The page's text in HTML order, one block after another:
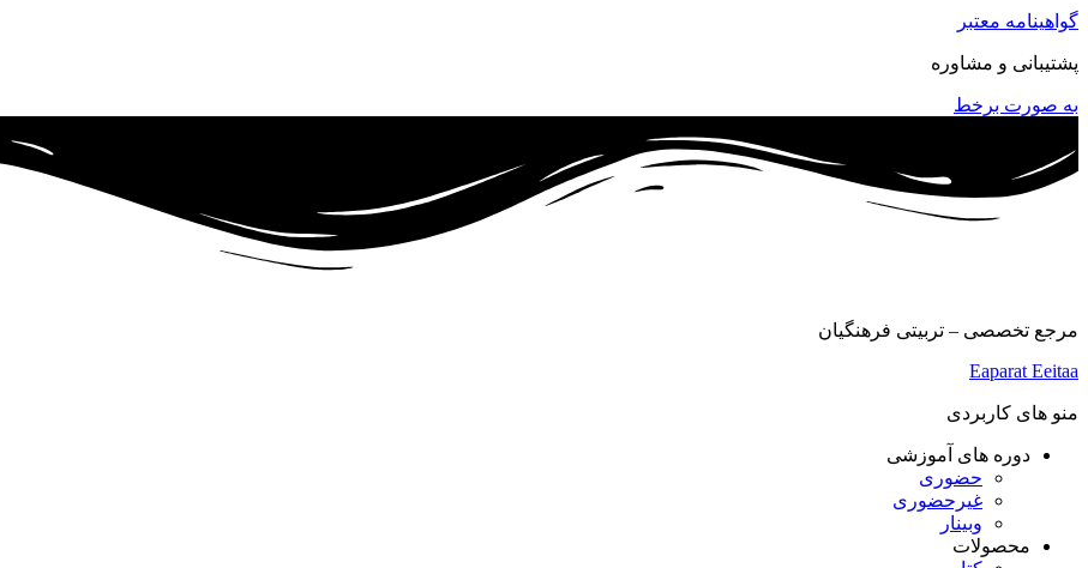
گواهینامه معتبر
پشتیبانی و مشاوره
به صورت برخط
مرجع تخصصی – تربیتی فرهنگیان
Eaparat Eeitaa
منو های کاربردی
دوره های آموزشی
حضوری
غیرحضوری
وبینار
محصولات